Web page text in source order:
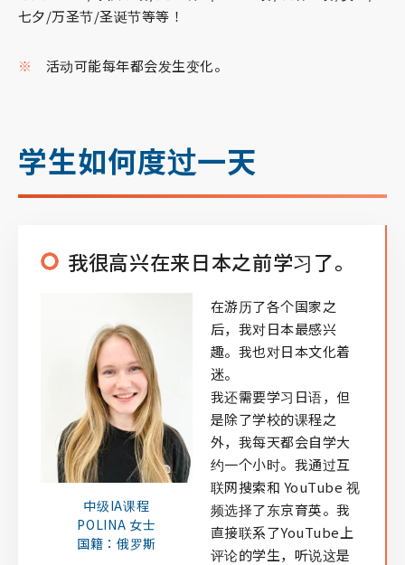
七夕/万圣节/圣诞节等等！
活动可能每年都会发生变化。
学生如何度过一天
我很高兴在来日本之前学习了。
中级IA课程
POLINA 女士
国籍：俄罗斯
在游历了各个国家之
后，我对日本最感兴
趣。我也对日本文化着
迷。
我还需要学习日语，但
是除了学校的课程之
外，我每天都会自学大
约一个小时。我通过互
联网搜索和 YouTube 视
频选择了东京育英。我
直接联系了YouTube上
评论的学生，听说这是